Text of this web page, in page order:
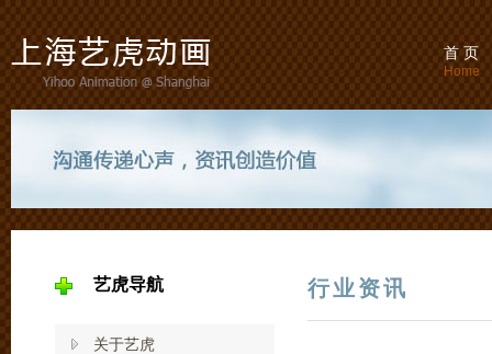
首 页
Home
艺虎导航
关于艺虎
行业资讯